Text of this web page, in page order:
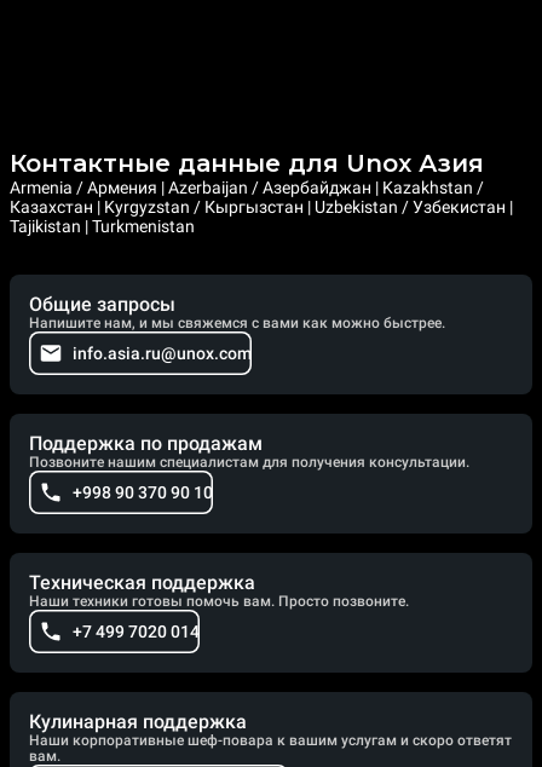
Контактные данные для Unox Азия
Armenia / Армения | Azerbaijan / Азербайджан | Kazakhstan /
Казахстан | Kyrgyzstan / Кыргызстан | Uzbekistan / Узбекистан |
Tajikistan | Turkmenistan
Общие запросы
Напишите нам, и мы свяжемся с вами как можно быстрее.
info.asia.ru@unox.com
Поддержка по продажам
Позвоните нашим специалистам для получения консультации.
+998 90 370 90 10
Техническая поддержка
Наши техники готовы помочь вам. Просто позвоните.
+7 499 7020 014
Кулинарная поддержка
Наши корпоративные шеф-повара к вашим услугам и скоро ответят
вам.